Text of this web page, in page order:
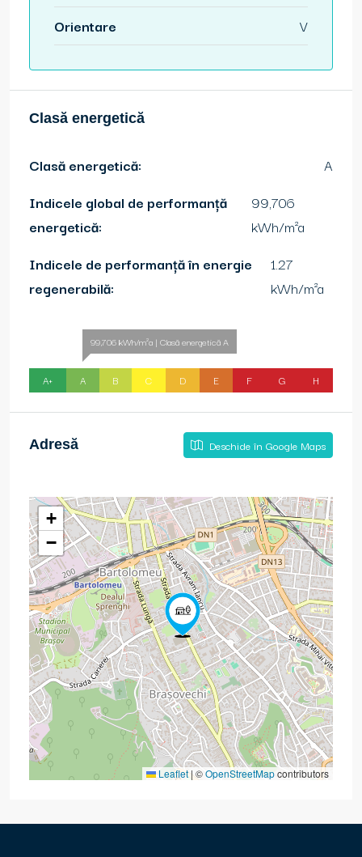
Orientare
V
Clasă energetică
Clasă energetică:
A
Indicele global de performanță
energetică:
99,706
kWh/m²a
Indicele de performanță în energie
regenerabilă:
1.27
kWh/m²a
A+
99,706 kWh/m²a | Clasă energetică A
A B C D E F G H
Adresă Deschide în Google Maps
+
−
Leaflet|©OpenStreetMapcontributors